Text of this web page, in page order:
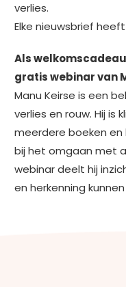
verlies.
Elke nieuwsbrief
Als
gratis webinar van
Manu Keirse is een
verlies en rouw. Hij is
meerdere boeken
bij het omgaan met
webinar deelt hij
en herkenning